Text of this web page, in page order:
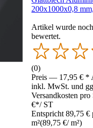
200x1000x0,8
Artikel wurde
bewertet.
(0)
Preis — 17,95 € *
inkl. MwSt. und
Versandkosten pro
€*/ ST
Entspricht 89,75 €
m²(89,75 €/ m²)